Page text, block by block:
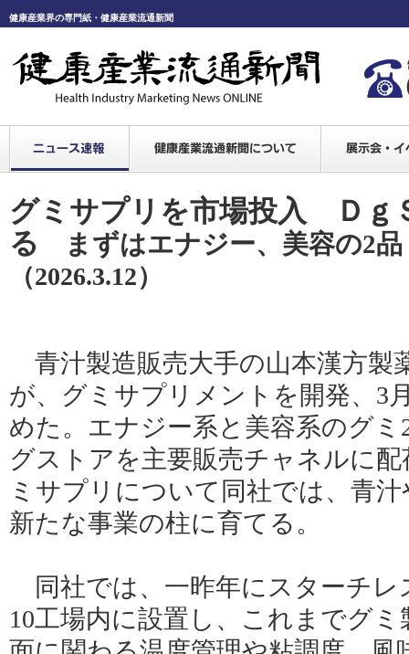
健康産業界の専門紙・健康産業流通新聞
グミサプリを市場投入 Ｄｇ
る
まずはエナジー、美容の
（2026.3.12）
青汁製造販売大手の山本漢方製
が、グミサプリメントを開発、3
めた。エナジー系と美容系のグ
グストアを主要販売チャネルに
ミサプリについて同社では、青
新たな事業の柱に育てる。
同社では、一昨年にスターチレ
10工場内に設置し、これまでグ